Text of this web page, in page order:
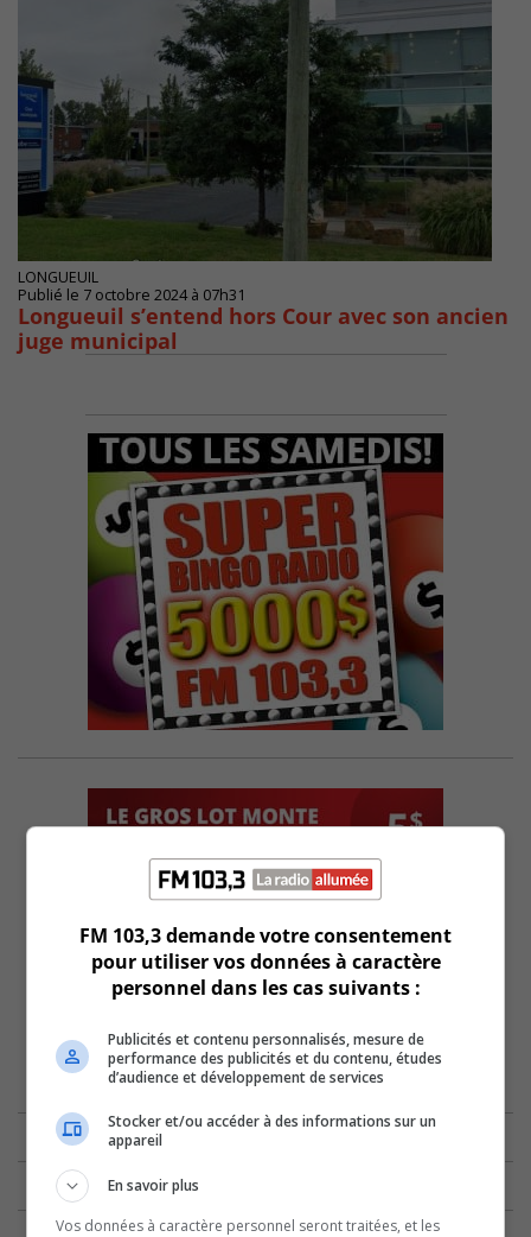
LONGUEUIL
Publié le 7 octobre 2024 à 07h31
Longueuil s’entend hors Cour avec son ancien
juge municipal
FM 103,3 demande votre consentement
pour utiliser vos données à caractère
personnel dans les cas suivants :
Publicités et contenu personnalisés, mesure de
performance des publicités et du contenu, études
d’audience et développement de services
Stocker et/ou accéder à des informations sur un
appareil
En savoir plus
Vos données à caractère personnel seront traitées, et les